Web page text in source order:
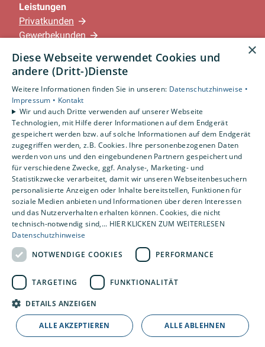
Leistungen
Privatkunden
Gewerbekunden
Unternehmen
Standorte
Löningen-Wachtum
Um externe HTML-Inhalte anzuzeigen, benötigen
wir Ihre Einwilligung.
Weitere Informationen finden Sie in unserer
Datenschutzerklärung.
COOKIE-EINSTELLUNGEN ÖFFNEN
×
Diese Webseite verwendet Cookies und
andere (Dritt-)Dienste
Weitere Informationen finden Sie in unseren: Datenschutzhinweise •
Impressum • Kontakt
Wir und auch Dritte verwenden auf unserer Webseite
Technologien, mit Hilfe derer Informationen auf dem Endgerät
gespeichert werden bzw. auf solche Informationen auf dem Endgerät
zugegriffen werden, z.B. Cookies. Ihre personenbezogenen Daten
werden von uns und den eingebundenen Partnern gespeichert und
für verschiedene Zwecke, ggf. Analyse-, Marketing- und
Statistikzwecke verarbeitet, damit wir unseren Webseitenbesuchern
personalisierte Anzeigen oder Inhalte bereitstellen, Funktionen für
soziale Medien anbieten und Informationen über deren Interessen
und das Nutzerverhalten erhalten können. Cookies, die nicht
technisch-notwendig sind,... HIER KLICKEN ZUM WEITERLESEN
Datenschutzhinweise
NOTWENDIGE COOKIES
PERFORMANCE
TARGETING FUNKTIONALITÄT
DETAILS ANZEIGEN
ALLE AKZEPTIEREN ALLE ABLEHNEN